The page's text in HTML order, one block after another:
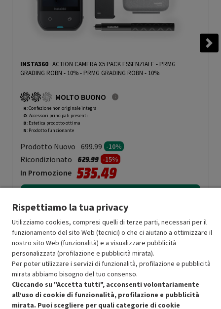
INSTA360 ACTION CAMERA X5 PACK ESSENZIALE - PRMG
GRADING ROBN - 10%- PRMG GRADING ROBN - 10%
MOLTO BUONO
R: Confezione non originale integra
O: Accessori principali presenti
B: Estetica prodotto ottima
N: Prodotto funzionante
Prodotto Nuovo 699.99 -10%
Ricondizionato Prezzo ridotto da
629.99a-15%
In Promozione 535.49
SCONTO RICONDIZIONATI
Approfitta dello sconto del 15% sul prodotto ricondizionato.
Rispettiamo la tua privacy
Utilizziamo cookies, compresi quelli di terze parti, necessari per il
funzionamento del sito Web (tecnici) o che ci aiutano a ottimizzare il
nostro sito Web (funzionalità) e a visualizzare pubblicità
personalizzata (profilazione e pubblicità mirata).
Per poter utilizzare i servizi di funzionalità, profilazione e pubblicità
mirata abbiamo bisogno del tuo consenso.
Cliccando su "Accetta tutti", acconsenti volontariamente
all’uso di cookie di funzionalità, profilazione e pubblicità
mirata. Puoi scegliere per quali categorie di cookie